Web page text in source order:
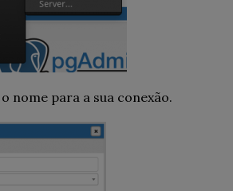
nome para a sua conexão.